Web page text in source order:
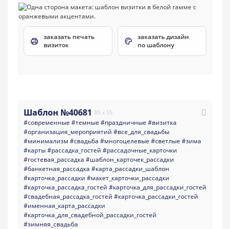
заказать печать
визиток
заказать дизайн
по шаблону
Шаблон №40681 85 x 55
#современные #темные #праздничные #визитка
#организация_мероприятий #все_для_свадьбы
#минимализм #свадьба #многоцелевые #светлые #зима
#карты#рассадка_гостей #рассадочные_карточки
#гостевая_рассадка #шаблон_карточек_рассадки
#банкетная_рассадка #карта_рассадки_шаблон
#карточка_рассадки #макет_карточки_рассадки
#карточка_рассадка_гостей #карточка_для_рассадки_гостей
#свадебная_рассадка_гостей #карточка_рассадки_гостей
#именная_карта_рассадки
#карточка_для_свадебной_рассадки_гостей
#зимняя_свадьба